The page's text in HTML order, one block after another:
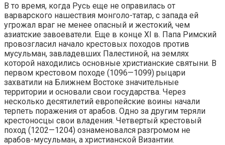
В то время, когда Русь еще не оправилась от
варварского нашествия монголо-татар, с запада ей
угрожал враг не менее опасный и жестокий, чем
азиатские завоеватели. Еще в конце XI в. Папа Римский
провозгласил начало крестовых походов против
мусульман, завладевших Палестиной, на землях
которой находились основные христианские святыни. В
первом крестовом походе (1096—1099) рыцари
захватили на Ближнем Востоке значительные
территории и основали свои государства. Через
несколько десятилетий европейские воины начали
терпеть поражения от арабов. Одно за другим теряли
крестоносцы свои владения. Четвертый крестовый
поход (1202—1204) ознаменовался разгромом не
арабов-мусульман, а христианской Византии.